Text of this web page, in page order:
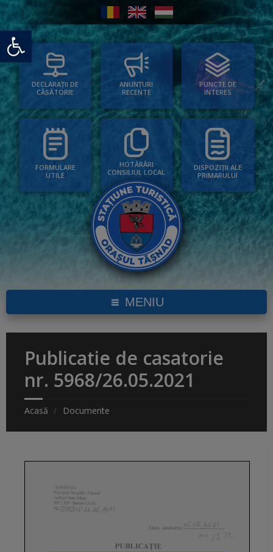
Deschide bara de unelte
DECLARAȚII DE
CĂSĂTORIE
ANUNȚURI
RECENTE
PUNCTE DE
INTERES
FORMULARE
UTILE
HOTĂRÂRI
CONSILIUL LOCAL
DISPOZIȚII ALE
PRIMARULUI
MENIU
Publicatie de casatorie
nr. 5968/26.05.2021
Acasă Documente